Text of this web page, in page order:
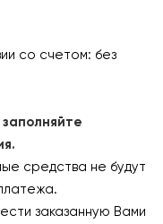
счетом: без
средства не будут
заказанную Вами